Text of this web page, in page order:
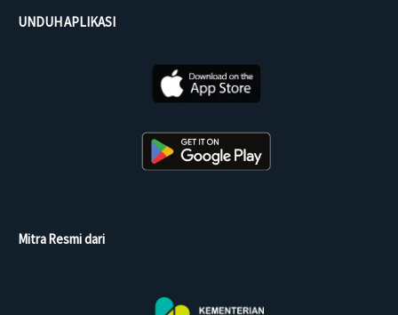
UNDUH APLIKASI
Mitra Resmi dari